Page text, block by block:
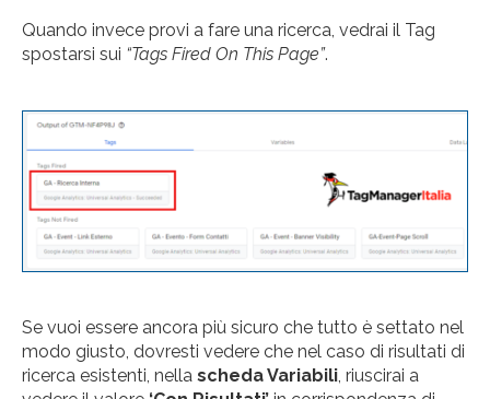
Quando invece provi a fare una ricerca, vedrai il Tag
spostarsi sui “Tags Fired On This Page”.
Se vuoi essere ancora più sicuro che tutto è settato nel
modo giusto, dovresti vedere che nel caso di risultati di
ricerca esistenti, nella scheda Variabili, riuscirai a